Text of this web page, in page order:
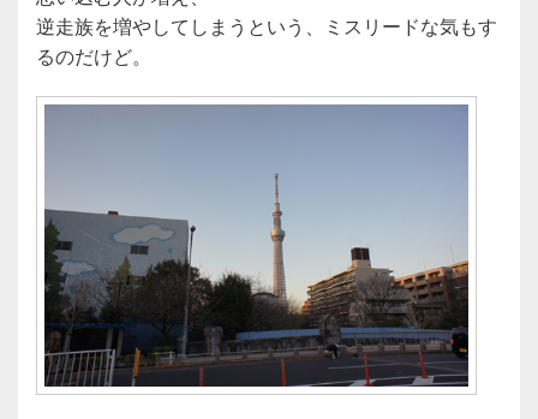
逆走族を増やしてしまうという、ミスリードな気もす
るのだけど。